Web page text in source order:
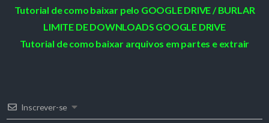
Tutorial de como baixar pelo GOOGLE DRIVE / BURLAR
LIMITE DE DOWNLOADS GOOGLE DRIVE
Tutorial de como baixar arquivos em partes e extrair
Inscrever-se